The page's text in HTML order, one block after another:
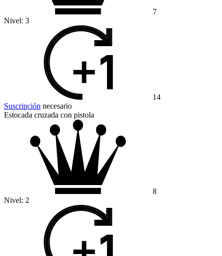
7
Nivel: 3
14
Suscripción necesario
Estocada cruzada con pistola
8
Nivel: 2